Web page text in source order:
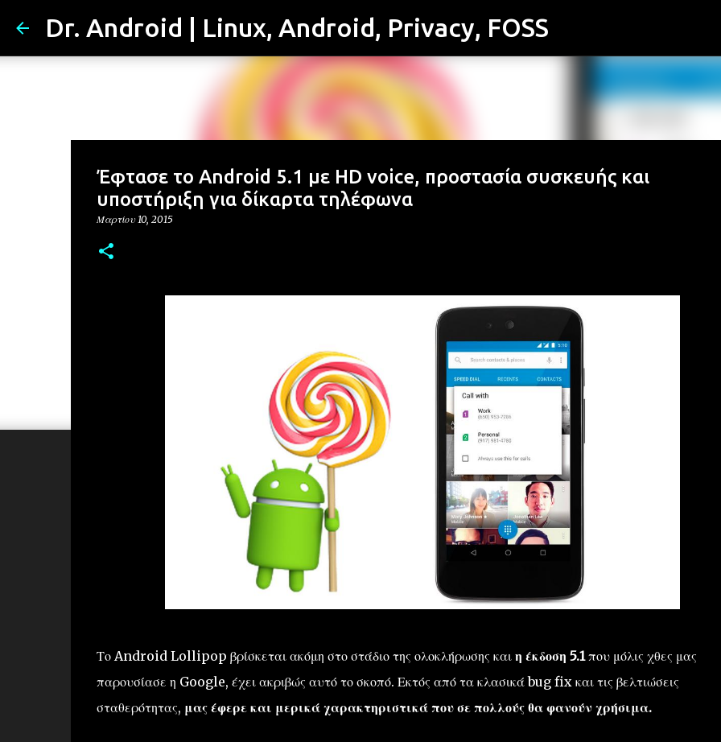
Μετάβαση στο κύριο περιεχόμενο
Dr. Android | Linux, Android, Privacy, FOSS
Έφτασε το Android 5.1 με HD voice, προστασία συσκευής και
υποστήριξη για δίκαρτα τηλέφωνα
Μαρτίου 10, 2015
Το Android Lollipop βρίσκεται ακόμη στο στάδιο της ολοκλήρωσης και η έκδοση 5.1που μόλις χθες μας
παρουσίασε η Google, έχει ακριβώς αυτό το σκοπό. Εκτός από τα κλασικά bug fix και τις βελτιώσεις
σταθερότητας, μας έφερε και μερικά χαρακτηριστικά που σε πολλούς θα φανούν χρήσιμα.